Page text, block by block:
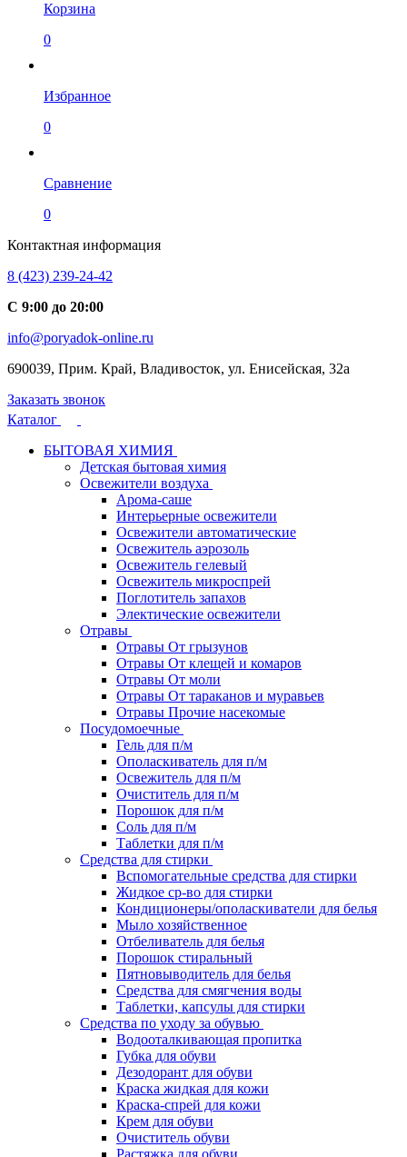
Корзина
0
Избранное
0
Сравнение
0
Контактная информация
8 (423) 239-24-42
С 9:00 до 20:00
info@poryadok-online.ru
690039, Прим. Край, Владивосток, ул. Енисейская, 32а
Заказать звонок
Каталог
БЫТОВАЯ ХИМИЯ
Детская бытовая химия
Освежители воздуха
Арома-саше
Интерьерные освежители
Освежители автоматические
Освежитель аэрозоль
Освежитель гелевый
Освежитель микроспрей
Поглотитель запахов
Электические освежители
Отравы
Отравы От грызунов
Отравы От клещей и комаров
Отравы От моли
Отравы От тараканов и муравьев
Отравы Прочие насекомые
Посудомоечные
Гель для п/м
Ополаскиватель для п/м
Освежитель для п/м
Очиститель для п/м
Порошок для п/м
Соль для п/м
Таблетки для п/м
Средства для стирки
Вспомогательные средства для стирки
Жидкое ср-во для стирки
Кондиционеры/ополаскиватели для белья
Мыло хозяйственное
Отбеливатель для белья
Порошок стиральный
Пятновыводитель для белья
Средства для смягчения воды
Таблетки, капсулы для стирки
Средства по уходу за обувью
Водооталкивающая пропитка
Губка для обуви
Дезодорант для обуви
Краска жидкая для кожи
Краска-спрей для кожи
Крем для обуви
Очиститель обуви
Растяжка для обуви